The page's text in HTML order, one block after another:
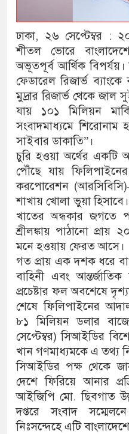
ঢাকা, ২৬ সেপ্টেম্বর :
শীতল ভোরে
অভূতপূর্ব আর্থিক বিপর্যয়।
ফেডারেল রিজার্ভ
মুদ্রার রিজার্ভ থেকে জাল
যায় ১০১ মিলিয়ন
সংবাদমাধ্যমে
সাইবার ডাকাতি”।
চুরি হওয়া অর্থের একটি
পৌঁছে যায় ফিলিপাইনের
করপোরেশন
শাখায় খোলা ভুয়া
খাতের অন্ধকার জগতে
শ্রীলঙ্কায় পাঠানো
মনে হওয়ায় ফেরত আসে।
গত প্রায় এক দশক ধরে
বাহিনী এবং আন্তর্জাতিক
প্রচেষ্টার ফল অবশেষে
শেষে ফিলিপাইনের
৮১ মিলিয়ন ডলার
সেপ্টেম্বর) সিআইডির
খান গণমাধ্যমকে এ তথ্য
সিআইডির পক্ষ থেকে
দেশে ফিরিয়ে আনার
আইজিপি মো. ছিবগাত
দপ্তরে সংবাদ
নিঃসন্দেহে এটি